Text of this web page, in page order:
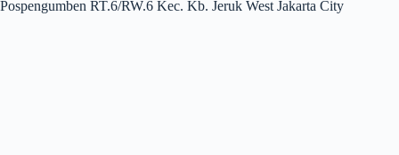
Pospengumben RT.6/RW.6 Kec. Kb. Jeruk West Jakarta City